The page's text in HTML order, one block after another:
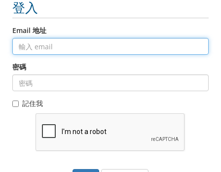
登入
Email 地址
密碼
記住我